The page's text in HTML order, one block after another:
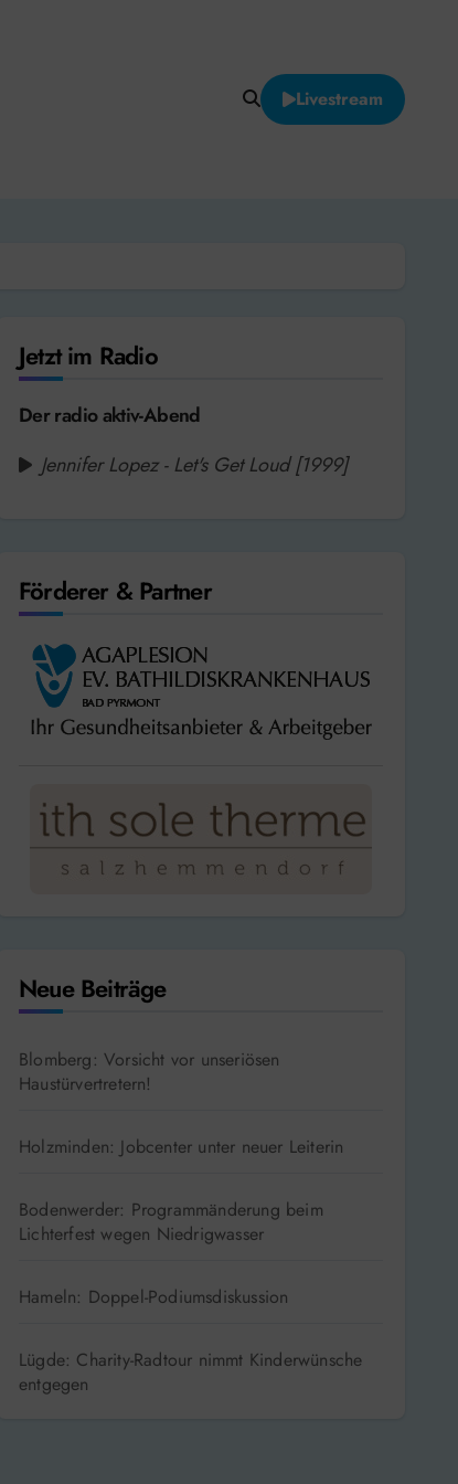
Livestream
Jetzt im Radio
Der radio aktiv-Abend
Jennifer Lopez - Let's Get Loud [1999]
Förderer & Partner
Neue Beiträge
Blomberg: Vorsicht vor unseriösen
Haustürvertretern!
Holzminden: Jobcenter unter neuer Leiterin
Bodenwerder: Programmänderung beim
Lichterfest wegen Niedrigwasser
Hameln: Doppel-Podiumsdiskussion
Lügde: Charity-Radtour nimmt Kinderwünsche
entgegen